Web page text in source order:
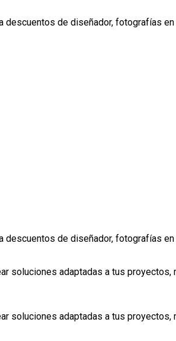
descuentos de diseñador, fotografías
descuentos de diseñador, fotografías
soluciones adaptadas a tus
soluciones adaptadas a tus